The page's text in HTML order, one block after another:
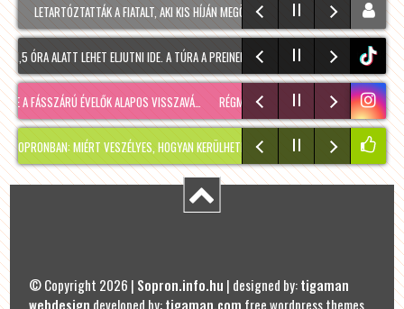
LETARTÓZTATTÁK A FIATALT, AKI KIS HÍJÁN MEGÖLT EGY 28 ÉVES FÉRFIT SOPRONBAN
ALATT LEHET ELJUTNI IDE. A TÚRA A PREINER GSCHEID PARKOLÓBÓL INDUL ÉS 1050
tiktok
ÉVELŐK ALAPOS VISSZAVÁ… RÉGMÚLT KIRAKATA, AMÉLIE MÓDRA TÉLEN
MIÉRT VESZÉLYES, HOGYAN KERÜLHETETT IDE, ÉS MIKOR SZABADUL FEL?
© Copyright 2026 | Sopron.info.hu | designed by:tigaman
webdesign developed by:tigaman.com free wordpress themes